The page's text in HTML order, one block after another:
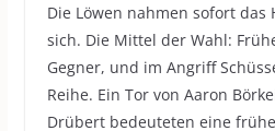
Die Löwen nahmen sofort das
sich. Die Mittel der Wahl:
Gegner, und im Angriff
Reihe. Ein Tor von Aaron
Drübert bedeuteten eine